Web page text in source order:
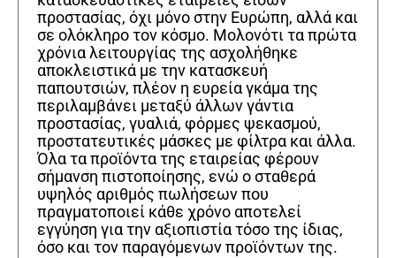
προστασίας, όχι μόνο στην Ευρώπη, αλλά και
σε ολόκληρο τον κόσμο. Μολονότι τα πρώτα
χρόνια λειτουργίας της ασχολήθηκε
αποκλειστικά με την κατασκευή
παπουτσιών, πλέον η ευρεία γκάμα της
περιλαμβάνει μεταξύ άλλων γάντια
προστασίας, γυαλιά, φόρμες ψεκασμού,
προστατευτικές μάσκες με φίλτρα και άλλα.
Όλα τα προϊόντα της εταιρείας φέρουν
σήμανση πιστοποίησης, ενώ ο σταθερά
υψηλός αριθμός πωλήσεων που
πραγματοποιεί κάθε χρόνο αποτελεί
εγγύηση για την αξιοπιστία τόσο της ίδιας,
όσο και τον παραγόμενων προϊόντων της.